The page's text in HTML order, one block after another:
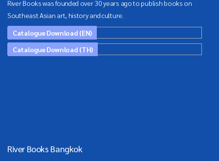
River Books was founded over 30 years ago to publish books on
Southeast Asian art, history and culture.
Catalogue Download (EN)
Catalogue Download (TH)
River Books Bangkok